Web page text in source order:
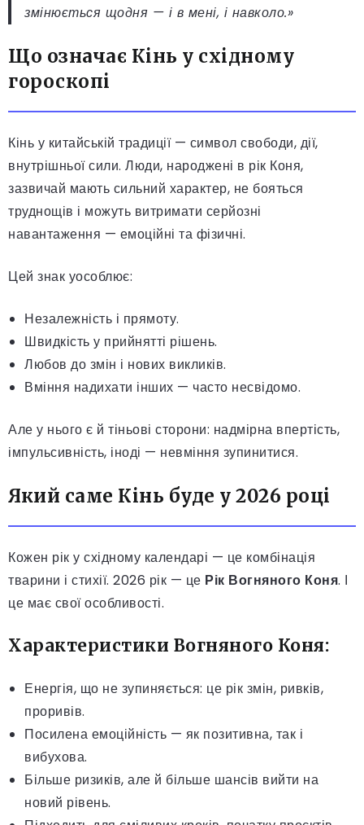
змінюється щодня — і в мені, і навколо.»
Що означає Кінь у східному
гороскопі
Кінь у китайській традиції — символ свободи, дії,
внутрішньої сили. Люди, народжені в рік Коня,
зазвичай мають сильний характер, не бояться
труднощів і можуть витримати серйозні
навантаження — емоційні та фізичні.
Цей знак уособлює:
Незалежність і прямоту.
Швидкість у прийнятті рішень.
Любов до змін і нових викликів.
Вміння надихати інших — часто несвідомо.
Але у нього є й тіньові сторони: надмірна впертість,
імпульсивність, іноді — невміння зупинитися.
Який саме Кінь буде у 2026 році
Кожен рік у східному календарі — це комбінація
тварини і стихії. 2026 рік — це Рік Вогняного Коня. І
це має свої особливості.
Характеристики Вогняного Коня:
Енергія, що не зупиняється: це рік змін, ривків,
проривів.
Посилена емоційність — як позитивна, так і
вибухова.
Більше ризиків, але й більше шансів вийти на
новий рівень.